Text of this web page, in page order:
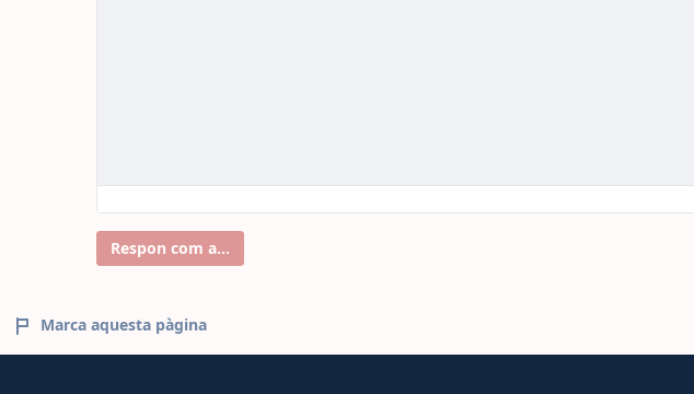
Respon com a...
Marca aquesta pàgina